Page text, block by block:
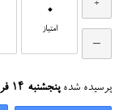
0
امتیاز
پرسیده شده پنجشنبه ۱۴ فروردین ۱۳۹۳